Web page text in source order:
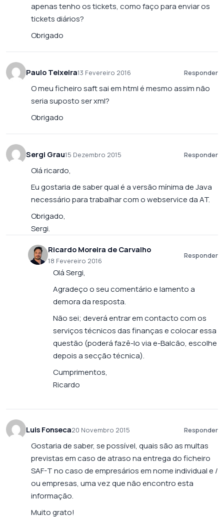
apenas tenho os tickets, como faço para enviar os
tickets diários?
Obrigado
Paulo Teixeira13 Fevereiro 2016 Responder
O meu ficheiro saft sai em html é mesmo assim não
seria suposto ser xml?
Obrigado
Sergi Grau15 Dezembro 2015 Responder
Olá ricardo,
Eu gostaria de saber qual é a versão mínima de Java
necessário para trabalhar com o webservice da AT.
Obrigado,
Sergi.
Ricardo Moreira de Carvalho
18 Fevereiro 2016
Responder
Olá Sergi,
Agradeço o seu comentário e lamento a
demora da resposta.
Não sei; deverá entrar em contacto com os
serviços técnicos das finanças e colocar essa
questão (poderá fazê-lo via e-Balcão, escolhe
depois a secção técnica).
Cumprimentos,
Ricardo
Luis Fonseca20 Novembro 2015 Responder
Gostaria de saber, se possível, quais são as multas
previstas em caso de atraso na entrega do ficheiro
SAF-T no caso de empresários em nome individual e /
ou empresas, uma vez que não encontro esta
informação.
Muito grato!